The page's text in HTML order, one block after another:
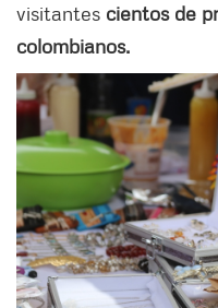
visitantes cientos de
colombianos.